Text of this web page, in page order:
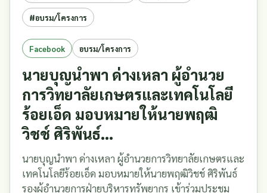
#อบรม/โครงการ
Facebook อบรม/โครงการ
นายบุญนำพา ด่างเหลา ผู้อำนวย
การวิทยาลัยเกษตรและเทคโนโลยี
ร้อยเอ็ด มอบหมายให้นายพฤฒิ
วิชช์ ศิริพันธ์...
นายบุญนำพา ด่างเหลา ผู้อำนวยการวิทยาลัยเกษตรและ
เทคโนโลยีร้อยเอ็ด มอบหมายให้นายพฤฒิวิชช์ ศิริพันธ์
รองผู้อำนวยการฝ่ายบริหารทรัพยากร เข้าร่วมประชุม